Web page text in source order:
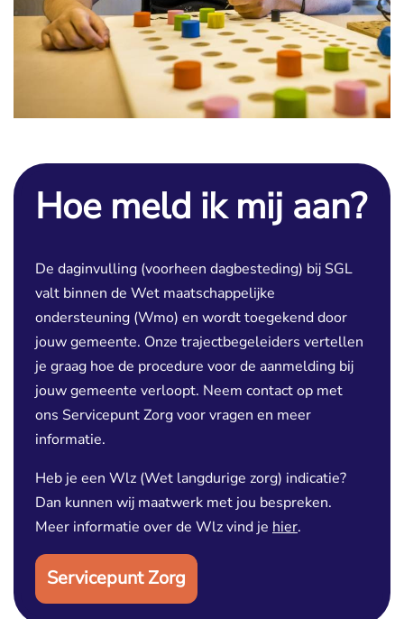
Hoe meld ik mij aan?
De daginvulling (voorheen dagbesteding) bij SGL
valt binnen de Wet maatschappelijke
ondersteuning (Wmo) en wordt toegekend door
jouw gemeente. Onze trajectbegeleiders vertellen
je graag hoe de procedure voor de aanmelding bij
jouw gemeente verloopt. Neem contact op met
ons Servicepunt Zorg voor vragen en meer
informatie.
Heb je een Wlz (Wet langdurige zorg) indicatie?
Dan kunnen wij maatwerk met jou bespreken.
Meer informatie over de Wlz vind je hier.
Servicepunt Zorg